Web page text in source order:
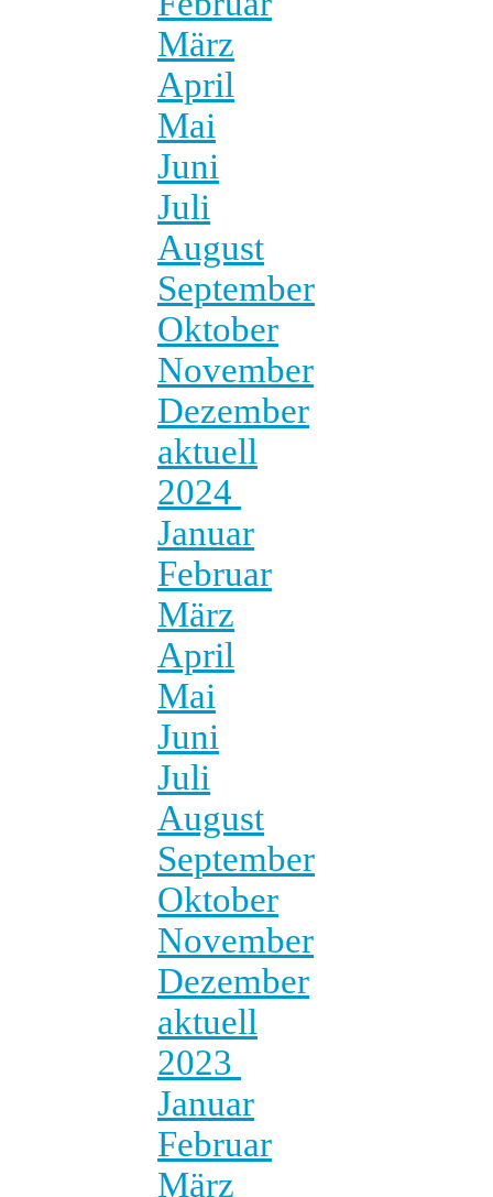
März
April
Mai
Juni
Juli
August
September
Oktober
November
Dezember
aktuell
2024
Januar
Februar
März
April
Mai
Juni
Juli
August
September
Oktober
November
Dezember
aktuell
2023
Januar
Februar
März